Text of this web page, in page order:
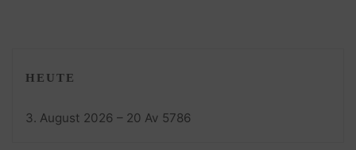
HEUTE
3. August 2026 – 20 Av 5786